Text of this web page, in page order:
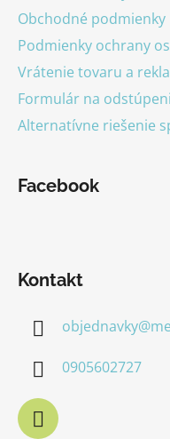
Obchodné podmienky
Podmienky ochrany
Vrátenie tovaru a
Formulár na
Alternatívne riešenie
Facebook
Kontakt
objednavky@
0905602727